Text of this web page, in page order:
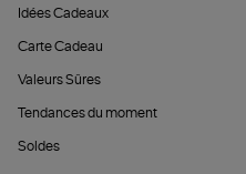
Idées Cadeaux
Carte Cadeau
Valeurs Sûres
Tendances du moment
Soldes